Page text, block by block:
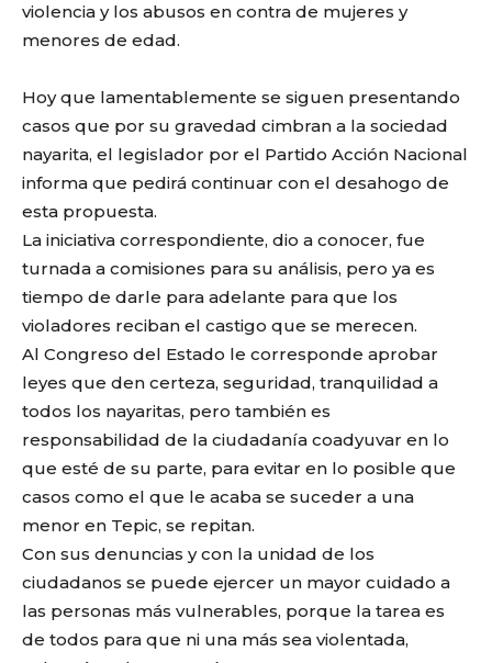
violencia y los abusos en contra de mujeres y
menores de edad.
Hoy que lamentablemente se siguen presentando
casos que por su gravedad cimbran a la sociedad
nayarita, el legislador por el Partido Acción Nacional
informa que pedirá continuar con el desahogo de
esta propuesta.
La iniciativa correspondiente, dio a conocer, fue
turnada a comisiones para su análisis, pero ya es
tiempo de darle para adelante para que los
violadores reciban el castigo que se merecen.
Al Congreso del Estado le corresponde aprobar
leyes que den certeza, seguridad, tranquilidad a
todos los nayaritas, pero también es
responsabilidad de la ciudadanía coadyuvar en lo
que esté de su parte, para evitar en lo posible que
casos como el que le acaba se suceder a una
menor en Tepic, se repitan.
Con sus denuncias y con la unidad de los
ciudadanos se puede ejercer un mayor cuidado a
las personas más vulnerables, porque la tarea es
de todos para que ni una más sea violentada,